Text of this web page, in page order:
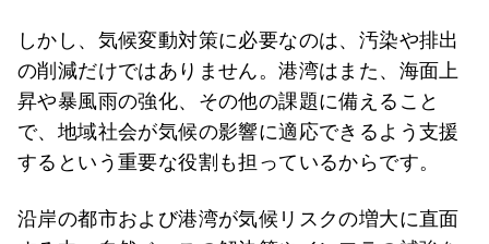
しかし、気候変動対策に必要なのは、汚染や排出
の削減だけではありません。港湾はまた、海面上
昇や暴風雨の強化、その他の課題に備えること
で、地域社会が気候の影響に適応できるよう支援
するという重要な役割も担っているからです。
沿岸の都市および港湾が気候リスクの増大に直面